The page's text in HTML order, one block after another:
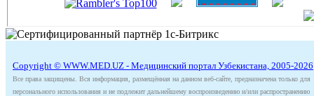
Copyright © WWW.MED.UZ - Медицинский портал Узбекистана, 2005-2026
Все права защищены. Вся информация, размещённая на данном веб-сайте, предназначена только для
персонального использования и не подлежит дальнейшему воспроизведению и/или распространению